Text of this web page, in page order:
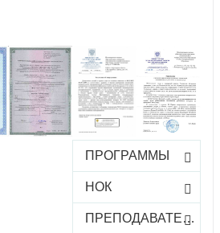
ПРОГРАММЫ
НОК
ПРЕПОДАВАТЕЛИ